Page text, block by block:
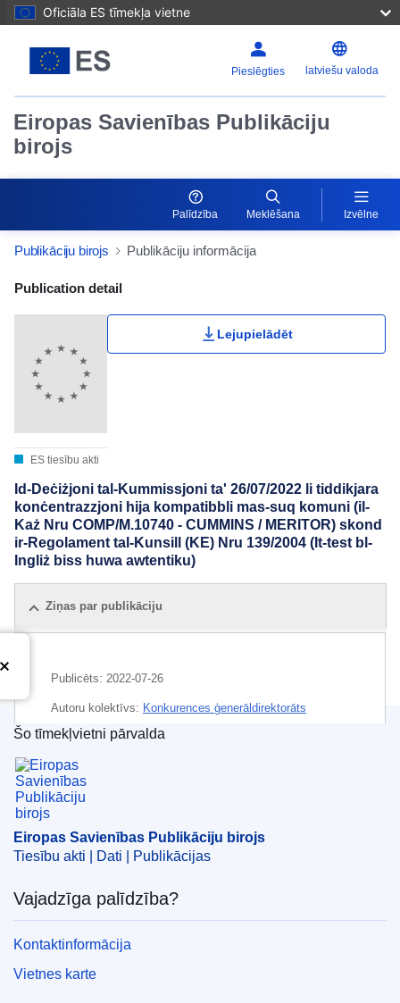
Oficiāla ES tīmekļa vietne
Pieslēgties latviešu valoda
Eiropas Savienības Publikāciju
birojs
Palīdzība Meklēšana Izvēlne
Publikāciju birojs Publikāciju informācija
Publication Detail Actions Portlet
Publication detail
ES tiesību akti
Lejupielādēt
Id-Deċiżjoni tal-Kummissjoni ta' 26/07/2022 li tiddikjara
konċentrazzjoni hija kompatibbli mas-suq komuni (il-
Każ Nru COMP/M.10740 - CUMMINS / MERITOR) skond
ir-Regolament tal-Kunsill (KE) Nru 139/2004 (It-test bl-
Ingliż biss huwa awtentiku)
Ziņas par publikāciju
Publicēts: 2022-07-26
Autoru kolektīvs: Konkurences ģenerāldirektorāts
(Eiropas Komisija),Eiropas Komisija
IMMC : M.10740
Eiropas Savienības Publikāciju birojs
Šo tīmekļvietni pārvalda
Eiropas Savienības Publikāciju birojs
Tiesību akti | Dati | Publikācijas
Vajadzīga palīdzība?
Kontaktinformācija
Vietnes karte